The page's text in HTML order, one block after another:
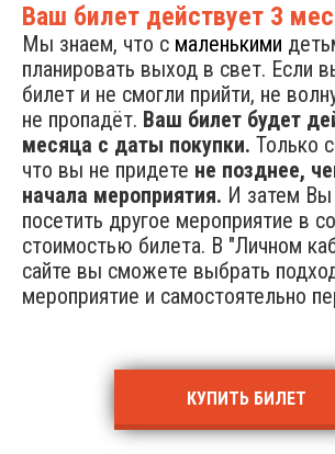
Ваш билет действует 3
Мы знаем, что с маленькими
планировать выход в свет. Если
билет и не смогли прийти, не
не пропадёт. Ваш билет будет
месяца с даты покупки. Только
что вы не придете не позднее,
начала мероприятия. И затем
посетить другое мероприятие в
стоимостью билета. В "Личном
сайте вы сможете выбрать
мероприятие и самостоятельно
КУПИТЬ БИЛЕТ